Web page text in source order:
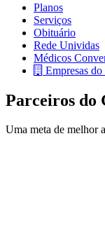
Planos
Serviços
Obituário
Rede Unividas
Médicos
Empresas
Parceiros do
Uma meta de melhor